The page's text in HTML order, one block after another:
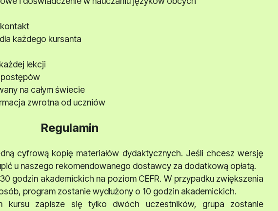
każdego kursanta
lekcji
na całym świecie
zwrotna od uczniów
Regulamin
cyfrową kopię materiałów dydaktycznych. Jeśli chcesz wersję
u naszego rekomendowanego dostawcy za dodatkową opłatą.
godzin akademickich na poziom CEFR. W przypadku zwiększenia
program zostanie wydłużony o 10 godzin akademickich.
kursu zapisze się tylko dwóch uczestników, grupa zostanie